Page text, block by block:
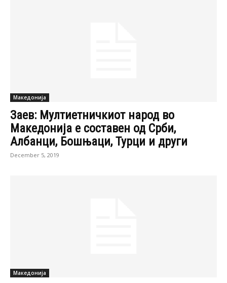
Македонија
Заев: Мултиетничкиот народ во
Македонија е составен од Срби,
Албанци, Бошњаци, Турци и други
December 5, 2019
Македонија